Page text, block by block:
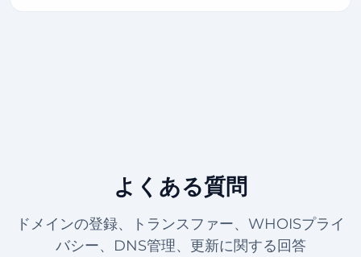
よくある質問
ドメインの登録、トランスファー、WHOISプライ
バシー、DNS管理、更新に関する回答